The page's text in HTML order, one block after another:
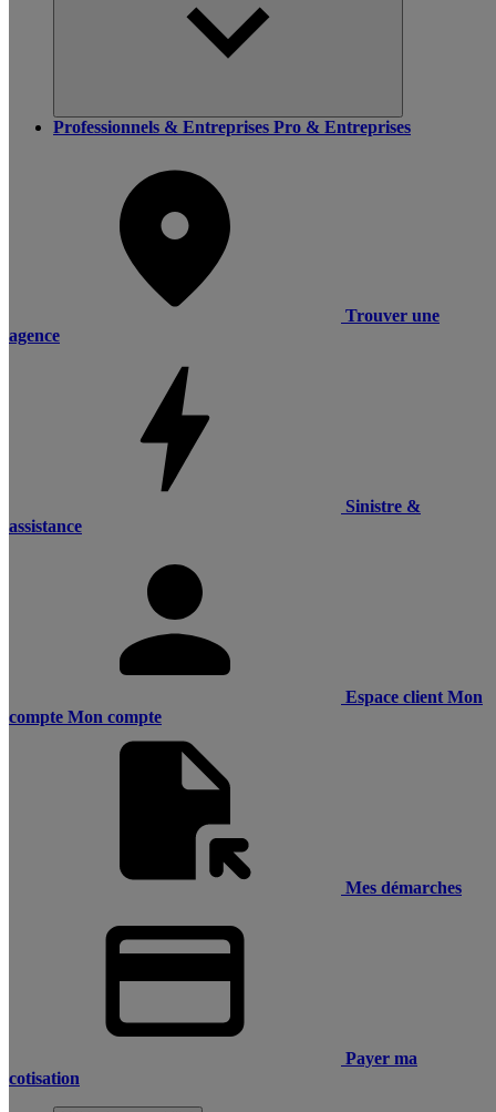
Professionnels & Entreprises Pro & Entreprises
Trouver une
agence
Sinistre &
assistance
Espace client Mon
compte Mon compte
Mes démarches
Payer ma
cotisation